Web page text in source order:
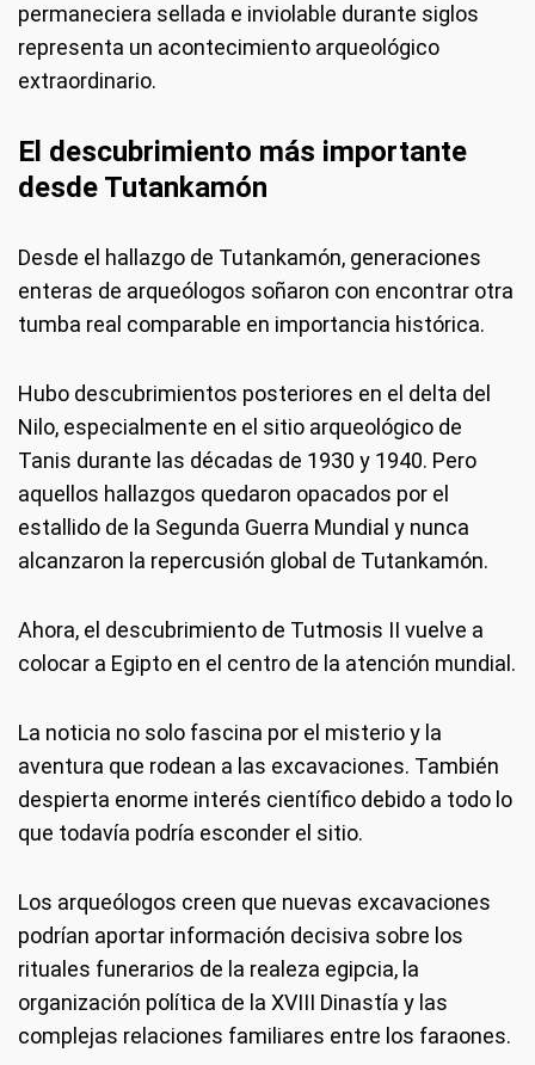
permaneciera sellada e inviolable durante siglos
representa un acontecimiento arqueológico
extraordinario.
El descubrimiento más importante
desde Tutankamón
Desde el hallazgo de Tutankamón, generaciones
enteras de arqueólogos soñaron con encontrar otra
tumba real comparable en importancia histórica.
Hubo descubrimientos posteriores en el delta del
Nilo, especialmente en el sitio arqueológico de
Tanis durante las décadas de 1930 y 1940. Pero
aquellos hallazgos quedaron opacados por el
estallido de la Segunda Guerra Mundial y nunca
alcanzaron la repercusión global de Tutankamón.
Ahora, el descubrimiento de Tutmosis II vuelve a
colocar a Egipto en el centro de la atención mundial.
La noticia no solo fascina por el misterio y la
aventura que rodean a las excavaciones. También
despierta enorme interés científico debido a todo lo
que todavía podría esconder el sitio.
Los arqueólogos creen que nuevas excavaciones
podrían aportar información decisiva sobre los
rituales funerarios de la realeza egipcia, la
organización política de la XVIII Dinastía y las
complejas relaciones familiares entre los faraones.